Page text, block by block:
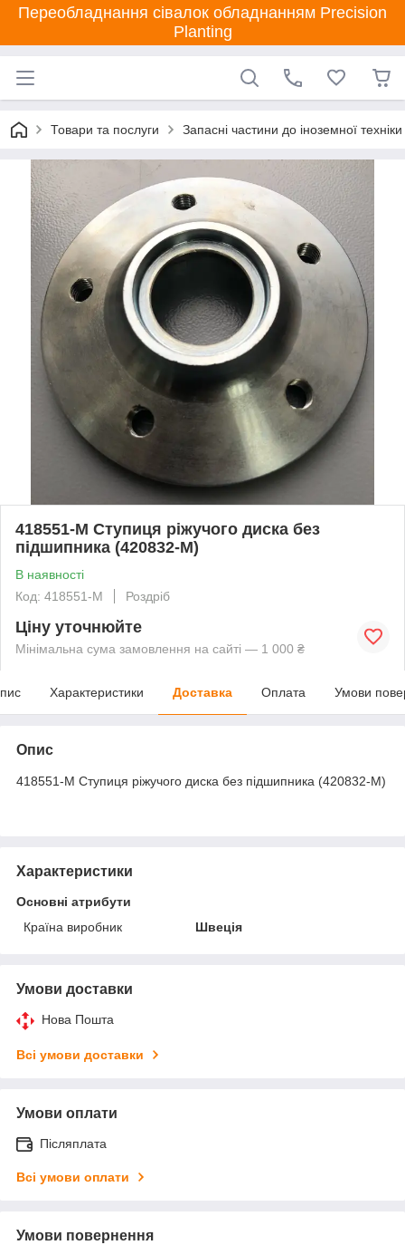
Переобладнання сівалок обладнанням Precision
Planting
Товари та послуги Запасні частини до іноземної техніки
418551-М Ступиця ріжучого диска без
підшипника (420832-M)
В наявності
Код: 418551-M
Роздріб
Ціну уточнюйте
Мінімальна сума замовлення на сайті — 1 000 ₴
Характеристики Доставка Оплата Умови
Опис
418551-М Ступиця ріжучого диска без підшипника (420832-M)
Характеристики
Основні атрибути
Країна виробник
Швеція
Умови доставки
Нова Пошта
Всі умови доставки
Умови оплати
Післяплата
Всі умови оплати
Умови повернення